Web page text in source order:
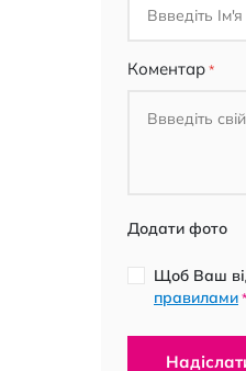
Коментар
Додати фото
Щоб Ваш
правилами *